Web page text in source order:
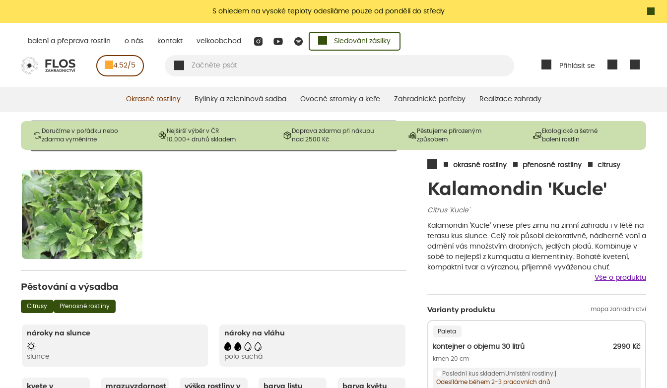
S ohledem na vysoké teploty odesíláme pouze od pondělí do středy
Přihlásit se
balení a přeprava rostlin o nás kontakt velkoobchod Sledování zásilky
4.52/5
Okrasné rostliny Bylinky a zeleninová sadba Ovocné stromky a keře Zahradnické potřeby Realizace zahrady
Doručíme v pořádku nebo
zdarma vyměníme
Nejširší výběr v ČR
10.000+ druhů skladem
Doprava zdarma při nákupu
nad 2500 Kč
Pěstujeme přirozeným
způsobem
Ekologické a šetrné
balení rostlin
okrasné rostliny přenosné rostliny citrusy
Kalamondin 'Kucle'
Citrus 'Kucle'
Kalamondin 'Kucle' vnese přes zimu na zimní zahradu i v létě na
terasu kus slunce. Celý rok působí dekorativně, nádherně voní a
odmění vás množstvím drobných, jedlých plodů. Kombinuje v
sobě to nejlepší z kumquatu a klementinky. Bohaté kvetení,
kompaktní tvar a výraznou, příjemně vyváženou chuť.
Vše o produktu
Varianty produktu mapa zahradnictví
Paleta
kontejner o objemu 30 litrů 2990 Kč
kmen 20 cm
Poslední kus sklademUmístění rostliny:
Odesíláme během 2-3 pracovních dnů
Obrázky slouží pouze pro ilustrační účely a mají reprezentovat prodávané produkty. V závislosti na sezónnosti mohou být
opadavé rostliny dodávány v dormantním stavu a bez listů. Rostliny mohou být také sestřiženy níže, než je uvedená
Pěstování a výsadba
Citrusy Přenosné rostliny
nároky na slunce
slunce
nároky na vláhu
polo suchá
kvete v
mrazuvzdornost
výška rostliny v
barva listu
barva květu